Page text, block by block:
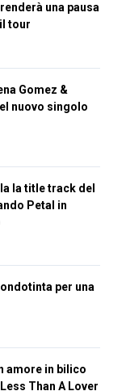
una pausa
tour
Gomez &
nuovo singolo
la title track del
Petal in
per una
amore in bilico
Than A Lover